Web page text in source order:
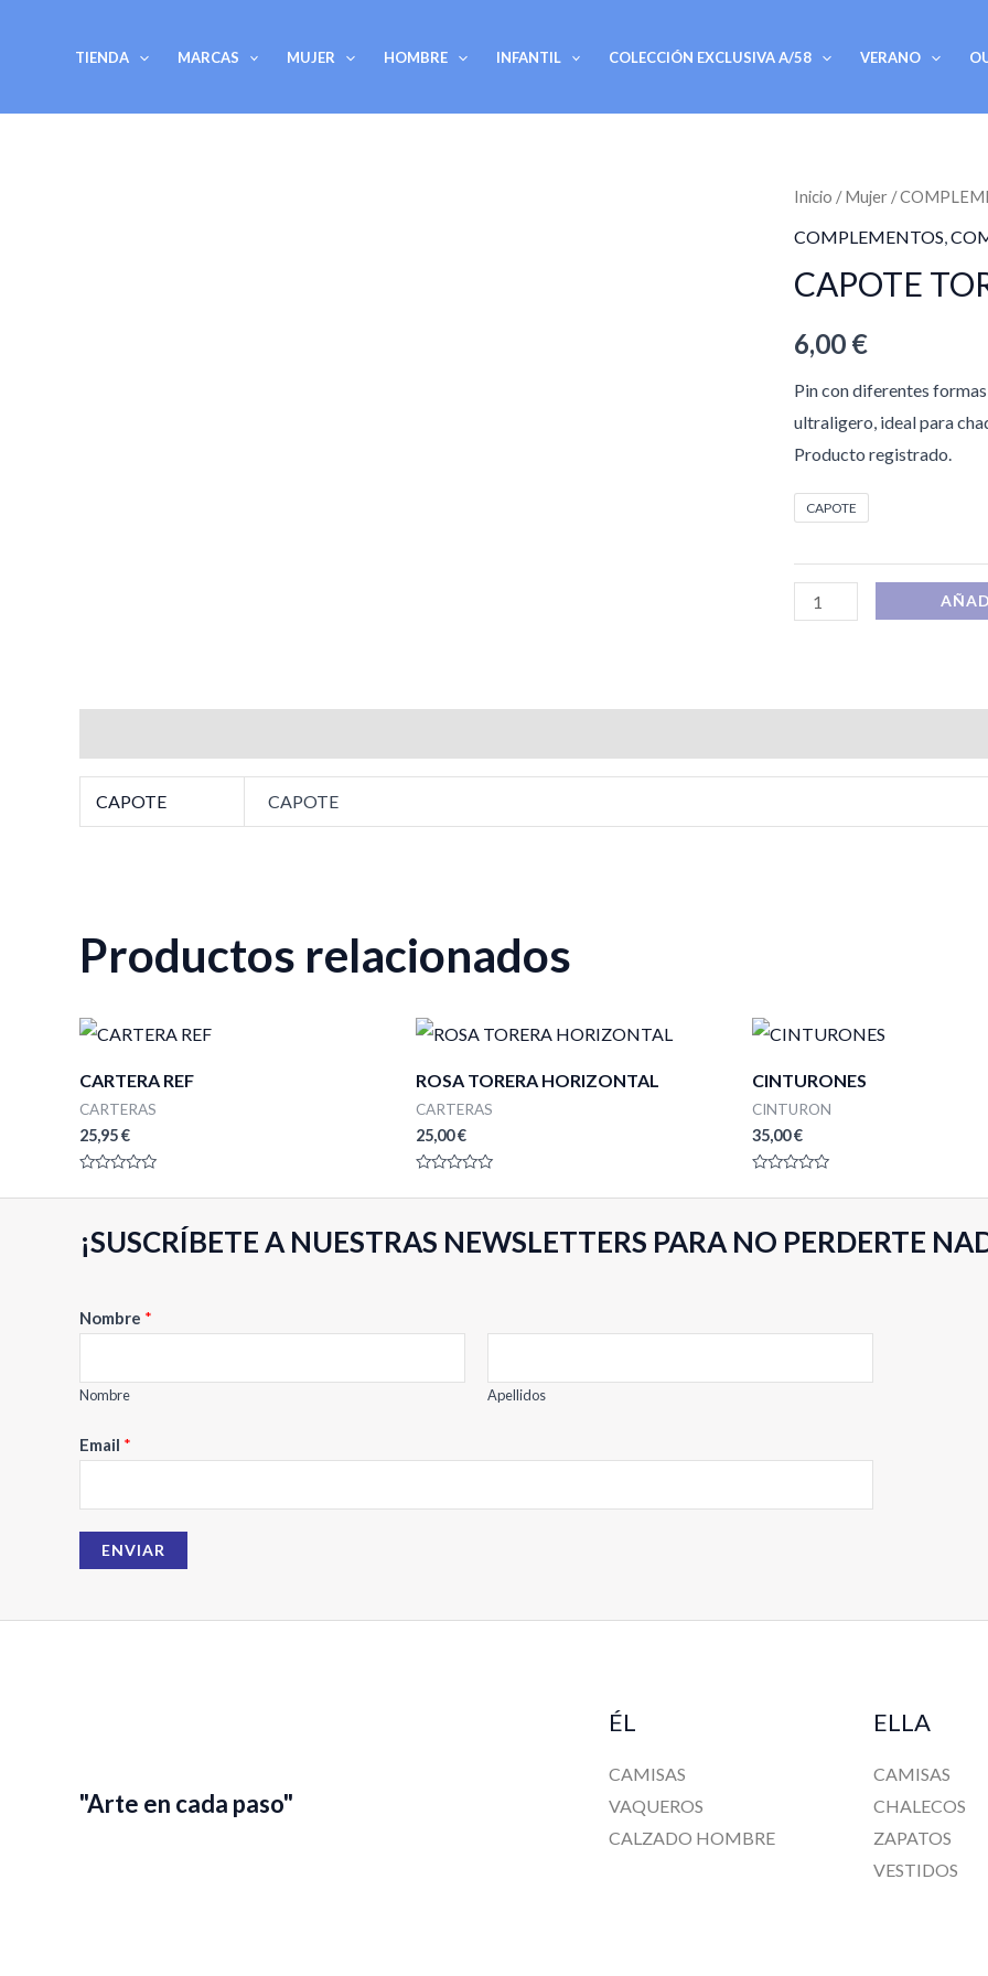
TIENDA MARCAS MUJER HOMBRE INFANTIL COLECCIÓN EXCLUSIVA A/58 VERANO
Inicio /Mujer /
COMPLEMENTOS
CAPOTE
6,00 €
Pin con diferentes
ultraligero, ideal para
Producto registrado.
CAPOTE
CAPOTE
TORERO
PARA
cantidad
CAPOTE CAPOTE
Productos relacionados
CARTERA REF
CARTERAS
25,95€
con
5
ROSA TORERA HORIZONTAL
CARTERAS
25,00€
con
5
CINTURONES
CINTURON
35,00€
con
5
¡SUSCRÍBETE A NUESTRAS NEWSLETTERS PARA NO PERDERTE
o
b
e
i
Nombre *
Nombre Apellidos
Email *
ENVIAR
"Arte en cada paso"
ÉL
CAMISAS
VAQUEROS
CALZADO HOMBRE
ELLA
CAMISAS
CHALECOS
ZAPATOS
VESTIDOS